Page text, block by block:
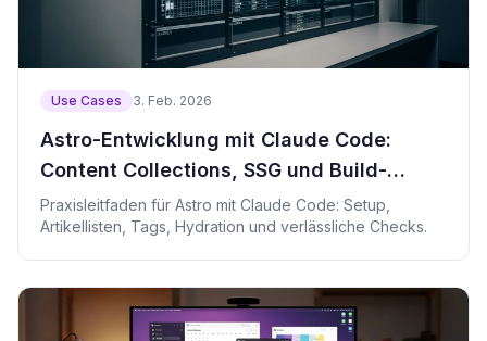
Use Cases 3. Feb. 2026
Astro-Entwicklung mit Claude Code:
Content Collections, SSG und Build-
Prüfung
Praxisleitfaden für Astro mit Claude Code: Setup,
Artikellisten, Tags, Hydration und verlässliche Checks.